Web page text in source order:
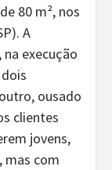
80 m², nos
A
execução
ousado
clientes
jovens,
mas com